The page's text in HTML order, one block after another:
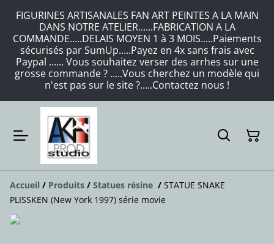
FIGURINES ARTISANALES FAN ART PEINTES A LA MAIN
DANS NOTRE ATELIER......FABRICATION A LA
COMMANDE.....DELAIS MOYEN 1 à 3 MOIS.....Paiements
sécurisés par SumUp.....Payez en 4x sans frais avec
Paypal ...... Vous souhaitez verser des arrhes sur une
grosse commande ? .....Vous cherchez un modèle qui
n'est pas sur le site ?.....Contactez nous !
Accueil / Produits / Statues résine / STATUE SNAKE
PLISSKEN (New York 1997) série movie